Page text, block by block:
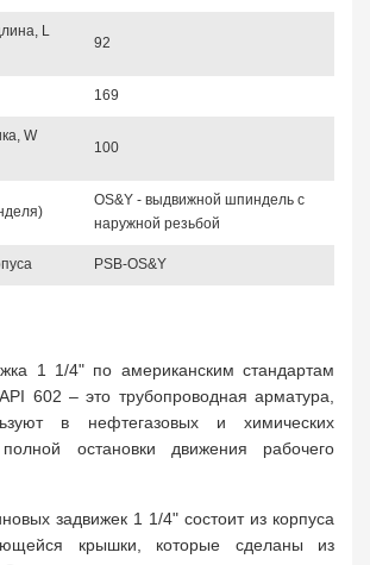
L
92
169
W
100
OS&Y - выдвижной шпиндель с
наружной резьбой
PSB-OS&Y
1 1/4" по американским стандартам
602 – это трубопроводная арматура,
в нефтегазовых и химических
остановки движения рабочего
задвижек 1 1/4" состоит из корпуса
крышки, которые сделаны из